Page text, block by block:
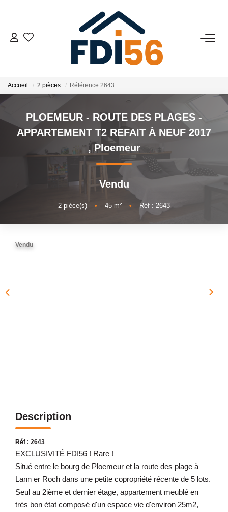
02 97 81 41 39
VENTES
Prestiges
Investisseurs
LOCATIONS
ESTIMATION
Accueil 2 pièces Référence 2643
PLOEMEUR - ROUTE DES PLAGES -
APPARTEMENT T2 REFAIT À NEUF 2017
,Ploemeur
Vendu
2 pièce(s) • 45 m² • Réf : 2643
Vendu
Description
Réf : 2643
EXCLUSIVITÉ FDI56 ! Rare !
Situé entre le bourg de Ploemeur et la route des plage à
Lann er Roch dans une petite copropriété récente de 5 lots.
Seul au 2ième et dernier étage, appartement meublé en
très bon état composé d'un espace vie d'environ 25m2,